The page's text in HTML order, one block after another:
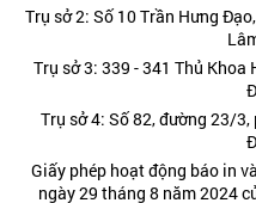
Trụ sở 2: Số 10 Trần Hưng
Trụ sở 3: 339 - 341 Thủ
Trụ sở 4: Số 82, đường 23/
Giấy phép hoạt động báo in
ngày 29 tháng 8 năm 2024